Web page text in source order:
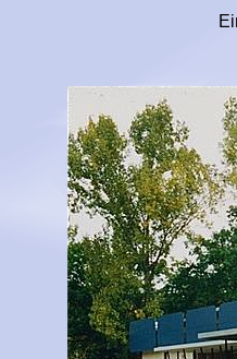
Eingangsbereich